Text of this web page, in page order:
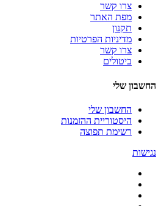
צרו קשר
מפת האתר
תקנון
מדיניות הפרטיות
צרו קשר
ביטולים
החשבון שלי
החשבון שלי
היסטוריית ההזמנות
רשימת תפוצה
נגישות